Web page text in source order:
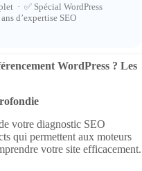
· ✅ Spécial WordPress
d’expertise SEO
WordPress ? Les
votre diagnostic SEO
qui permettent aux moteurs
votre site efficacement.